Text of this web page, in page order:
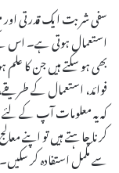
سفی شربت ایک قدرتی اور
استعمال ہوتی ہے۔ اس
بھی ہو سکتے ہیں جن کا
فوائد، استعمال کے
کہ یہ معلومات آپ کے
کرنا چاہتے ہیں تو اپنے
سے مکمل استفادہ کر سکیں۔